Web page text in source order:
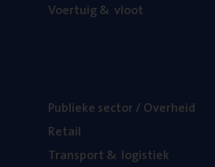
Voer­tuig& vloot
Publie­ke sec­tor / Overheid
Retail
Trans­port& logistiek